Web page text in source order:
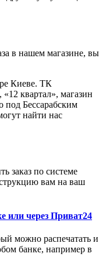
в нашем магазине, вы
Киеве. ТК
квартал», магазин
Бессарабским
найти нас
заказ по системе
вам на ваш
или через Приват24
можно распечатать и
банке, например в